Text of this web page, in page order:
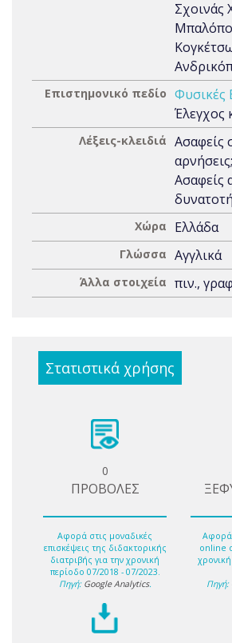
Σχοινάς
Επιστημονικό πεδίο Φυσικές
Έλεγχος
Λέξεις-κλειδιά Ασαφείς
Ασαφείς
Χώρα Ελλάδα
Γλώσσα Αγγλικά
Άλλα στοιχεία πιν.,
Στατιστικά χρήσης
0
ΠΡΟΒΟΛΕΣ
Αφορά στις μοναδικές
επισκέψεις της διδακτορικής
διατριβής για την χρονική
περίοδο 07/2018 - 07/2023.
Πηγή: Google Analytics.
Αφορά
online
Πηγή: